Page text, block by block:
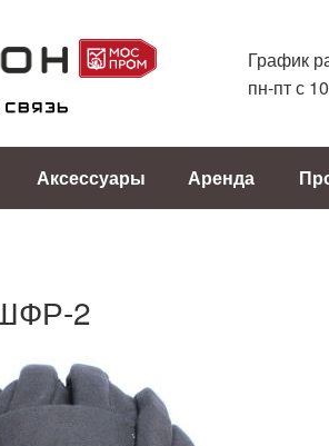
График
пн-пт с
Аксессуары Аренда
2